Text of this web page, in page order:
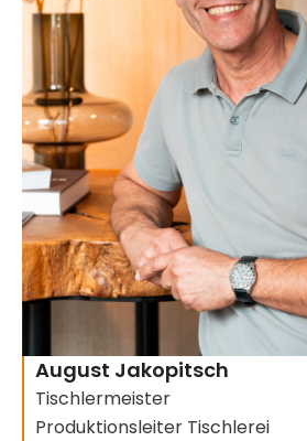
August Jakopitsch
Tischlermeister
Produktionsleiter Tischlerei